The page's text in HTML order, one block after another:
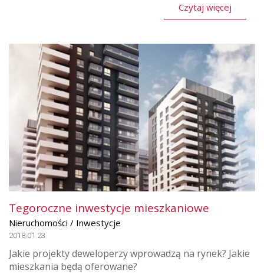
Czytaj więcej
Tegoroczne inwestycje mieszkaniowe
Nieruchomości / Inwestycje
2018.01.23
Jakie projekty deweloperzy wprowadzą na rynek? Jakie
mieszkania będą oferowane?